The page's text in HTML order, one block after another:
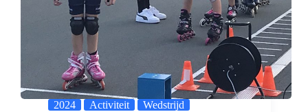
2024 Activiteit Wedstrijd